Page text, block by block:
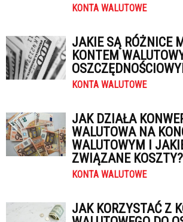
KONTA WALUTOWE
JAKIE SĄ RÓŻNICE
KONTEM
KONTA WALUTOWE
JAK DZIAŁA
WALUTOWA NA
WALUTOWYM I
ZWIĄZANE KOSZTY?
KONTA WALUTOWE
JAK KORZYSTAĆ Z